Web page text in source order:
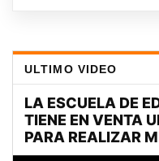
ULTIMO VIDEO